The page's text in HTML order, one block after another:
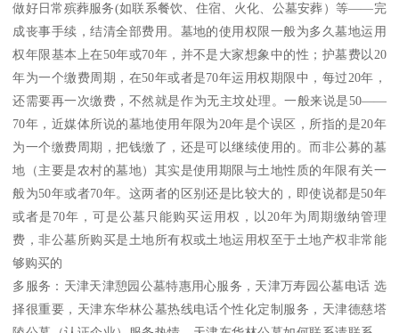
做好日常殡葬服务(如联系餐饮、住宿、火化、公墓安葬）等——完
成丧事手续，结清全部费用。墓地的使用权限一般为多久墓地运用
权年限基本上在50年或70年，并不是大家想象中的性；护墓费以20
年为一个缴费周期，在50年或者是70年运用权期限中，每过20年，
还需要再一次缴费，不然就是作为无主坟处理。一般来说是50——
70年，近媒体所说的墓地使用年限为20年是个误区，所指的是20年
为一个缴费周期，把钱缴了，还是可以继续使用的。而非公募的墓
地（主要是农村的墓地）其实是使用期限与土地性质的年限有关一
般为50年或者70年。这两者的区别还是比较大的，即使说都是50年
或者是70年，可是公墓只能购买运用权，以20年为周期缴纳管理
费，非公墓所购买是土地所有权或土地运用权至于土地产权非常能
够购买的
多服务：天津天津憩园公墓特惠用心服务，天津万寿园公墓电话 选
择很重要，天津东华林公墓热线电话个性化定制服务，天津德慈塔